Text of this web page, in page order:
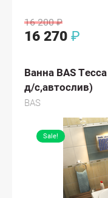
16 200 ₽
16 270 ₽
Ванна BAS
д/с,автослив)
BAS
Sale!